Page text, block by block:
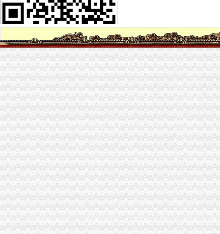
福田罗湖南山宝安龙岗公司注册增资变更年检代理记帐-钱眼商机
增资完成_南山控股（002314）股吧_东方财富网股吧
公司注册,福田罗湖南山宝安龙华龙岗增资注册工商变更深圳工商年检
深圳南山代理企业增资,企业变更,个体户代办营业执照-爱喇叭网
福田、罗湖、南山、宝安、深圳公司注册、增资变更-阿里巴巴
福田_罗湖_南山_宝安_龙岗_深圳公司增资_增资_增资增资
南山公司增资减资南山公司增资减资_志趣网
深圳南山前海蛇口外资外商企业如何办理增资手续？_天恒信财税_新浪
京山轻机：关于对深圳市慧大成智能科技有限公司进行增资的公告_京
[公告]南山控股：深圳市南山房地产开发有限公司拟增资深圳市赤湾房
【宝安营业执照补资、宝安企业增资、南山公司增资、罗湖公司营业执
南山收购公司、南山转让、南山增资南山申请一般纳税人-深圳58同城
中国南山开发集团_互动百科
公司营业执照转让、变更、增资,补资事宜（南山.宝安.福田）_网商之
山东烟台南山华冠铝材有限公司增资项目近日获批_财经新闻2（财经新
中国南山开发集团-搜百科
南山集团仍难控股烟台银行-经济导报数字报
【福田罗湖南山宝安龙岗深圳公司注册增资变更代理记帐】价
南山集团有限公司|公司|券|发行人_新浪财经_新浪网
南山公司增资
蛇口代理注册公司营业执照深圳南山代办个体工商户营业执照
南山铝业：关于全资子公司南山铝业新加坡有限公司增加注册资本的公
招商银行--06南山（0）履约况及偿能力分析报告